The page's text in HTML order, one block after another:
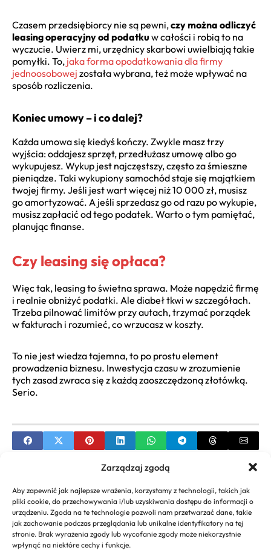
Zarządzaj zgodą
Aby zapewnić jak najlepsze wrażenia, korzystamy z technologii, takich jak
pliki cookie, do przechowywania i/lub uzyskiwania dostępu do informacji o
urządzeniu. Zgoda na te technologie pozwoli nam przetwarzać dane, takie
jak zachowanie podczas przeglądania lub unikalne identyfikatory na tej
stronie. Brak wyrażenia zgody lub wycofanie zgody może niekorzystnie
wpłynąć na niektóre cechy i funkcje.
Czasem przedsiębiorcy nie są pewni,czy można odliczyć
leasing operacyjny od podatku w całości i robią to na
wyczucie. Uwierz mi, urzędnicy skarbowi uwielbiają takie
pomyłki. To, jaka forma opodatkowania dla firmy
jednoosobowej została wybrana, też może wpływać na
sposób rozliczenia.
Koniec umowy – i co dalej?
Każda umowa się kiedyś kończy. Zwykle masz trzy
wyjścia: oddajesz sprzęt, przedłużasz umowę albo go
wykupujesz. Wykup jest najczęstszy, często za śmieszne
pieniądze. Taki wykupiony samochód staje się majątkiem
twojej firmy. Jeśli jest wart więcej niż 10 000 zł, musisz
go amortyzować. A jeśli sprzedasz go od razu po wykupie,
musisz zapłacić od tego podatek. Warto o tym pamiętać,
planując finanse.
Czy leasing się opłaca?
Więc tak, leasing to świetna sprawa. Może napędzić firmę
i realnie obniżyć podatki. Ale diabeł tkwi w szczegółach.
Trzeba pilnować limitów przy autach, trzymać porządek
w fakturach i rozumieć, co wrzucasz w koszty.
To nie jest wiedza tajemna, to po prostu element
prowadzenia biznesu. Inwestycja czasu w zrozumienie
tych zasad zwraca się z każdą zaoszczędzoną złotówką.
Serio.
Wittchen: co to za firma i jaka jest jej historia
NEXT
Jaki symbol podatku dochodowego – Przewodnik